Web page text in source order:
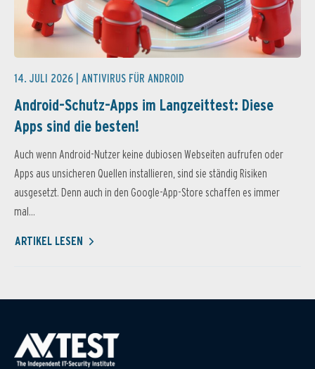
14. JULI 2026 | ANTIVIRUS FÜR ANDROID
Android-Schutz-Apps im Langzeittest: Diese
Apps sind die besten!
Auch wenn Android-Nutzer keine dubiosen Webseiten aufrufen oder
Apps aus unsicheren Quellen installieren, sind sie ständig Risiken
ausgesetzt. Denn auch in den Google-App-Store schaffen es immer
mal...
ARTIKEL LESEN